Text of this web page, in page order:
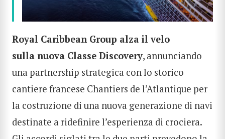
Royal Caribbean Group alza il velo
sulla nuova Classe Discovery, annunciando
una partnership strategica con lo storico
cantiere francese Chantiers de l’Atlantique per
la costruzione di una nuova generazione di navi
destinate a ridefinire l’esperienza di crociera.